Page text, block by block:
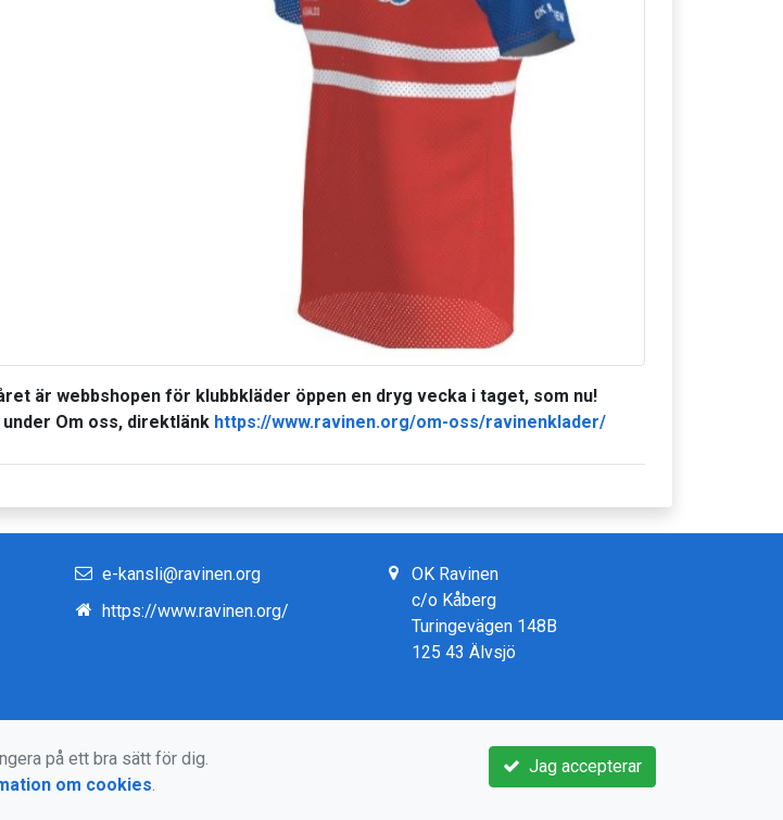
är webbshopen för klubbkläder öppen en dryg vecka i taget, som nu!
Om oss, direktlänk https://www.ravinen.org/om-oss/ravinenklader/
e-kansli@ravinen.org
https://www.ravinen.org/
OK Ravinen
c/o Kåberg
Turingevägen 148B
125 43 Älvsjö
Jag accepterar
på ett bra sätt för dig.
om cookies.